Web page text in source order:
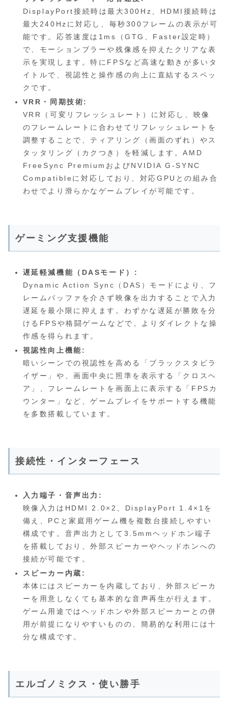
DisplayPort接続時は最大300Hz、HDMI接続時は
最大240Hzに対応し、毎秒300フレームの表示が可
能です。応答速度は1ms（GTG、Faster設定時）
で、モーションブラーや残像感を抑えたクリアな表
示を実現します。特にFPSなど高速な動きが多いタ
イトルで、視認性と操作感の向上に直結するスペッ
クです。
VRR・同期技術:
VRR（可変リフレッシュレート）に対応し、映像
のフレームレートに合わせてリフレッシュレートを
調整することで、ティアリング（画面のずれ）やス
タッタリング（カクつき）を軽減します。AMD
FreeSync PremiumおよびNVIDIA G-SYNC
Compatibleに対応しており、対応GPUとの組み合
わせでより滑らかなゲームプレイが可能です。
ゲーミング支援機能
遅延軽減機能（DASモード）:
Dynamic Action Sync（DAS）モードにより、フ
レームバッファを介さず映像を出力することで入力
遅延を最小限に抑えます。わずかな遅延が勝敗を分
けるFPSや格闘ゲームなどで、よりダイレクトな操
作感を得られます。
視認性向上機能:
暗いシーンでの視認性を高める「ブラックスタビラ
イザー」や、画面中央に照準を表示する「クロスヘ
ア」、フレームレートを画面上に表示する「FPSカ
ウンター」など、ゲームプレイをサポートする機能
を多数搭載しています。
接続性・インターフェース
入力端子・音声出力:
映像入力はHDMI 2.0×2、DisplayPort 1.4×1を
備え、PCと家庭用ゲーム機を複数台接続しやすい
構成です。音声出力として3.5mmヘッドホン端子
を搭載しており、外部スピーカーやヘッドホンへの
接続が可能です。
スピーカー内蔵:
本体にはスピーカーを内蔵しており、外部スピーカ
ーを用意しなくても基本的な音声再生が行えます。
ゲーム用途ではヘッドホンや外部スピーカーとの併
用が前提になりやすいものの、簡易的な利用には十
分な構成です。
エルゴノミクス・使い勝手